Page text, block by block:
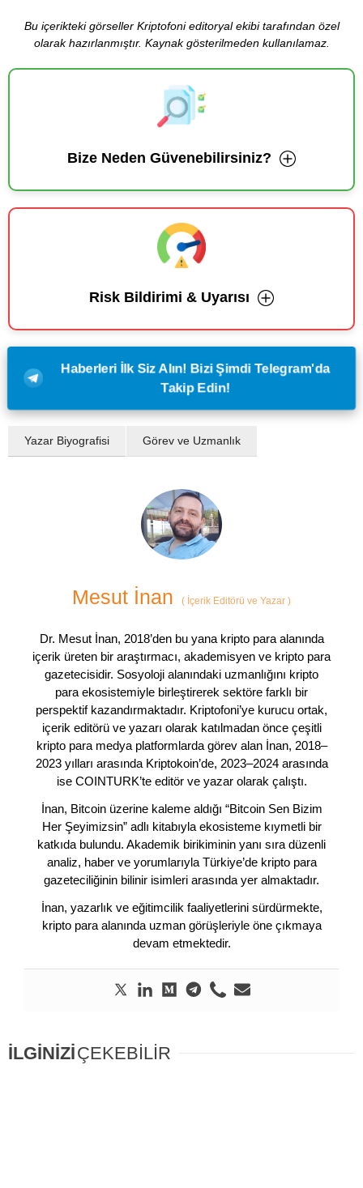
Bu içerikteki görseller Kriptofoni editoryal ekibi tarafından özel
olarak hazırlanmıştır. Kaynak gösterilmeden kullanılamaz.
Bize Neden Güvenebilirsiniz?
Risk Bildirimi & Uyarısı
Haberleri İlk Siz Alın! Bizi Şimdi Telegram'da
Takip Edin!
Yazar Biyografisi Görev ve Uzmanlık
Mesut İnan ( İçerik Editörü ve Yazar )
Dr. Mesut İnan, 2018’den bu yana kripto para alanında
içerik üreten bir araştırmacı, akademisyen ve kripto para
gazetecisidir. Sosyoloji alanındaki uzmanlığını kripto
para ekosistemiyle birleştirerek sektöre farklı bir
perspektif kazandırmaktadır. Kriptofoni’ye kurucu ortak,
içerik editörü ve yazarı olarak katılmadan önce çeşitli
kripto para medya platformlarda görev alan İnan, 2018–
2023 yılları arasında Kriptokoin’de, 2023–2024 arasında
ise COINTURK’te editör ve yazar olarak çalıştı.
İnan, Bitcoin üzerine kaleme aldığı “Bitcoin Sen Bizim
Her Şeyimizsin” adlı kitabıyla ekosisteme kıymetli bir
katkıda bulundu. Akademik birikiminin yanı sıra düzenli
analiz, haber ve yorumlarıyla Türkiye’de kripto para
gazeteciliğinin bilinir isimleri arasında yer almaktadır.
İnan, yazarlık ve eğitimcilik faaliyetlerini sürdürmekte,
kripto para alanında uzman görüşleriyle öne çıkmaya
devam etmektedir.
İLGİNİZİÇEKEBİLİR